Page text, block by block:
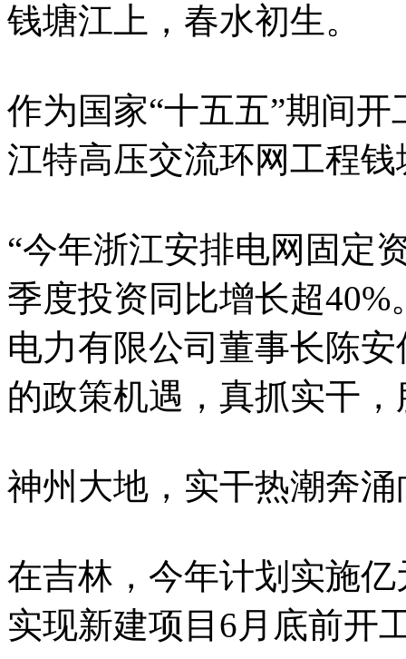
钱塘江上，春水初生。
作为国家“十五五”期间
江特高压交流环网工程
“今年浙江安排电网固定
季度投资同比增长超
电力有限公司董事长陈
的政策机遇，真抓实干
神州大地，实干热潮奔
在吉林，今年计划实施
实现新建项目6月底前开